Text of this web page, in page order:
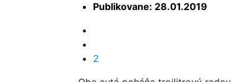
Publikovane: 28.01.2019
2